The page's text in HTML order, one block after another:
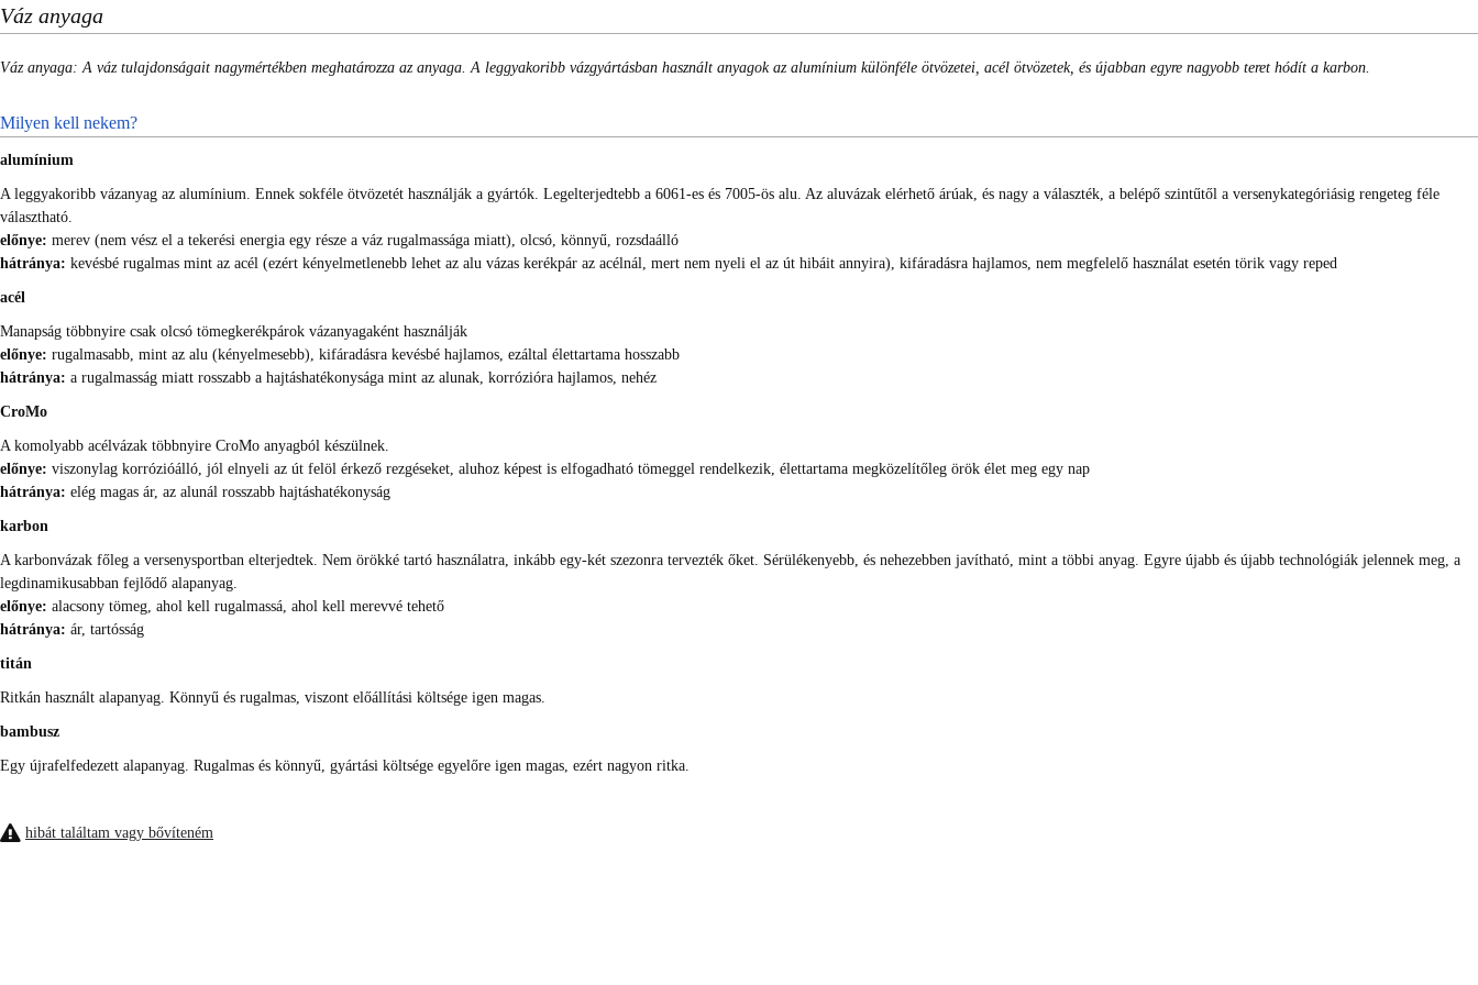
Váz anyaga
Váz anyaga: A váz tulajdonságait nagymértékben meghatározza az anyaga. A leggyakoribb vázgyártásban használt anyagok az alumínium különféle ötvözetei, acél ötvözetek, és újabban egyre nagyobb teret hódít a karbon.
Milyen kell nekem?
alumínium
A leggyakoribb vázanyag az alumínium. Ennek sokféle ötvözetét használják a gyártók. Legelterjedtebb a 6061-es és 7005-ös alu. Az aluvázak elérhető árúak, és nagy a választék, a belépő szintűtől a versenykategóriásig rengeteg féle
választható.
előnye: merev (nem vész el a tekerési energia egy része a váz rugalmassága miatt), olcsó, könnyű, rozsdaálló
hátránya: kevésbé rugalmas mint az acél (ezért kényelmetlenebb lehet az alu vázas kerékpár az acélnál, mert nem nyeli el az út hibáit annyira), kifáradásra hajlamos, nem megfelelő használat esetén törik vagy reped
acél
Manapság többnyire csak olcsó tömegkerékpárok vázanyagaként használják
előnye: rugalmasabb, mint az alu (kényelmesebb), kifáradásra kevésbé hajlamos, ezáltal élettartama hosszabb
hátránya: a rugalmasság miatt rosszabb a hajtáshatékonysága mint az alunak, korrózióra hajlamos, nehéz
CroMo
A komolyabb acélvázak többnyire CroMo anyagból készülnek.
előnye: viszonylag korrózióálló, jól elnyeli az út felöl érkező rezgéseket, aluhoz képest is elfogadható tömeggel rendelkezik, élettartama megközelítőleg örök élet meg egy nap
hátránya: elég magas ár, az alunál rosszabb hajtáshatékonyság
karbon
A karbonvázak főleg a versenysportban elterjedtek. Nem örökké tartó használatra, inkább egy-két szezonra tervezték őket. Sérülékenyebb, és nehezebben javítható, mint a többi anyag. Egyre újabb és újabb technológiák jelennek meg, a
legdinamikusabban fejlődő alapanyag.
előnye: alacsony tömeg, ahol kell rugalmassá, ahol kell merevvé tehető
hátránya: ár, tartósság
titán
Ritkán használt alapanyag. Könnyű és rugalmas, viszont előállítási költsége igen magas.
bambusz
Egy újrafelfedezett alapanyag. Rugalmas és könnyű, gyártási költsége egyelőre igen magas, ezért nagyon ritka.
hibát találtam vagy bővíteném